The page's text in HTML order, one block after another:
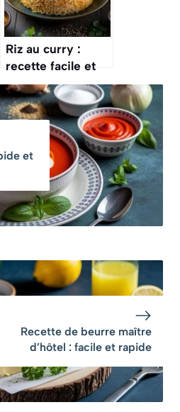
Riz au curry :
recette facile et
savoureuse
et
Recette de beurre maître
d’hôtel : facile et rapide